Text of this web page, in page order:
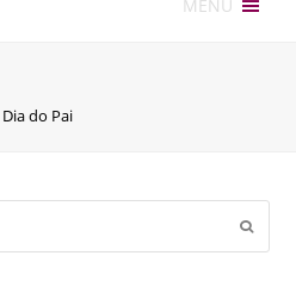
MENU
Dia do Pai